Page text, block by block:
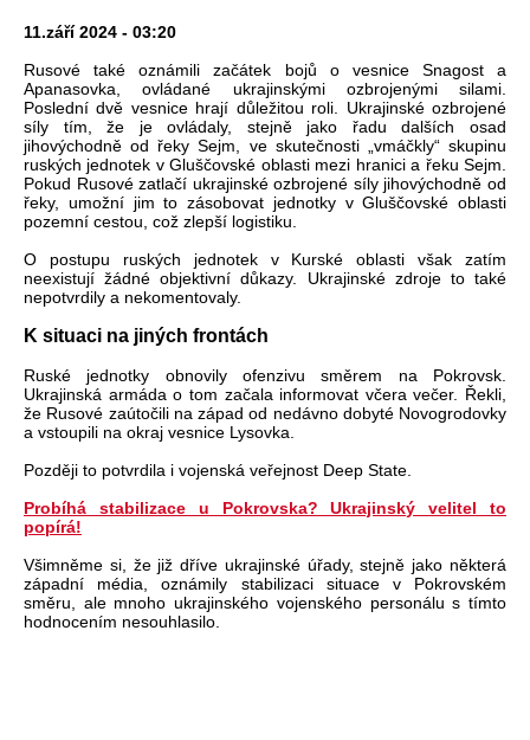
11.září 2024 - 03:20
Rusové také oznámili začátek bojů o vesnice Snagost a
Apanasovka, ovládané ukrajinskými ozbrojenými silami.
Poslední dvě vesnice hrají důležitou roli. Ukrajinské ozbrojené
síly tím, že je ovládaly, stejně jako řadu dalších osad
jihovýchodně od řeky Sejm, ve skutečnosti „vmáčkly“ skupinu
ruských jednotek v Gluščovské oblasti mezi hranici a řeku Sejm.
Pokud Rusové zatlačí ukrajinské ozbrojené síly jihovýchodně od
řeky, umožní jim to zásobovat jednotky v Gluščovské oblasti
pozemní cestou, což zlepší logistiku.
O postupu ruských jednotek v Kurské oblasti však zatím
neexistují žádné objektivní důkazy. Ukrajinské zdroje to také
nepotvrdily a nekomentovaly.
K situaci na jiných frontách
Ruské jednotky obnovily ofenzivu směrem na Pokrovsk.
Ukrajinská armáda o tom začala informovat včera večer. Řekli,
že Rusové zaútočili na západ od nedávno dobyté Novogrodovky
a vstoupili na okraj vesnice Lysovka.
Později to potvrdila i vojenská veřejnost Deep State.
Probíhá stabilizace u Pokrovska? Ukrajinský velitel to
popírá!
Všimněme si, že již dříve ukrajinské úřady, stejně jako některá
západní média, oznámily stabilizaci situace v Pokrovském
směru, ale mnoho ukrajinského vojenského personálu s tímto
hodnocením nesouhlasilo.